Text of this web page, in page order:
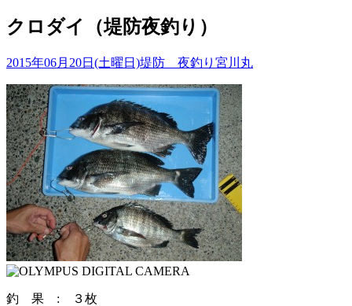
クロダイ（堤防夜釣り）
2015年06月20日(土曜日)堤防 夜釣り 宮川丸
釣 果 : ３枚